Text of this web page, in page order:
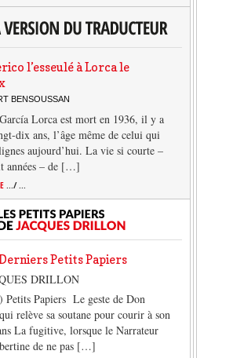
l’esseulé à Lorca le
BENSOUSSAN
Lorca est mort en 1936, il y a
dix ans, l’âge même de celui qui
aujourd’hui. La vie si courte –
années – de […]
.../ ...
Petits Papiers
DRILLON
Petits Papiers Le geste de Don
relève sa soutane pour courir à son
La fugitive, lorsque le Narrateur
de ne pas […]